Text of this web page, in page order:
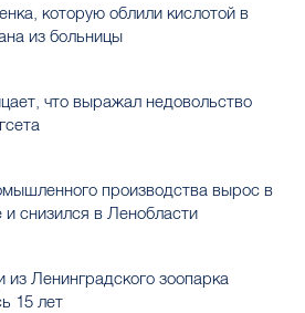
которую облили кислотой в
из больницы
что выражал недовольство
производства вырос в
и снизился в Ленобласти
Ленинградского зоопарка
15 лет